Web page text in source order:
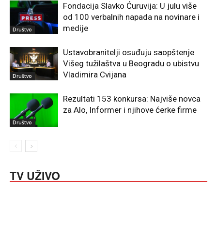
Društvo
Fondacija Slavko Ćuruvija: U julu više
od 100 verbalnih napada na novinare i
medije
Društvo
Ustavobranitelji osuđuju saopštenje
Višeg tužilaštva u Beogradu o ubistvu
Vladimira Cvijana
Društvo
Rezultati 153 konkursa: Najviše novca
za Alo, Informer i njihove ćerke firme
TV UŽIVO